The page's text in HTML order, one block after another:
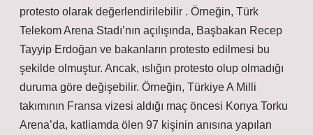
protesto olarak değerlendirilebilir . Örneğin, Türk
Telekom Arena Stadı’nın açılışında, Başbakan Recep
Tayyip Erdoğan ve bakanların protesto edilmesi bu
şekilde olmuştur. Ancak, ıslığın protesto olup olmadığı
duruma göre değişebilir. Örneğin, Türkiye A Milli
takımının Fransa vizesi aldığı maç öncesi Konya Torku
Arena’da, katliamda ölen 97 kişinin anısına yapılan